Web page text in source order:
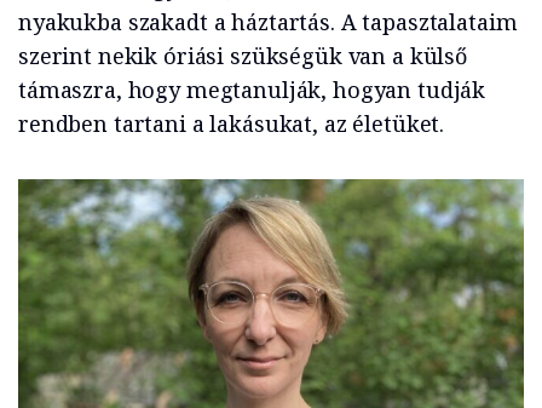
nyakukba szakadt a háztartás. A tapasztalataim
szerint nekik óriási szükségük van a külső
támaszra, hogy megtanulják, hogyan tudják
rendben tartani a lakásukat, az életüket.